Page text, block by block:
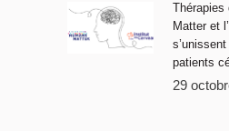
Thérapies
Matter et
patients
29